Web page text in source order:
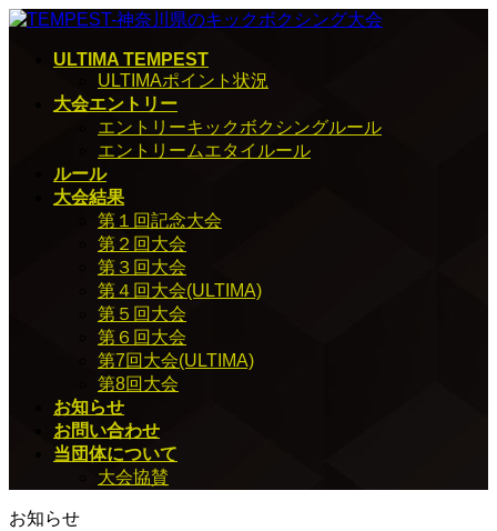
コ
ナ
ULTIMA TEMPEST
ULTIMAポイント状況
大会エントリー
エントリーキックボクシングルール
エントリームエタイルール
ルール
大会結果
第１回記念大会
第２回大会
第３回大会
第４回大会(ULTIMA)
第５回大会
第６回大会
第7回大会(ULTIMA)
第8回大会
お知らせ
お問い合わせ
当団体について
大会協賛
お知らせ